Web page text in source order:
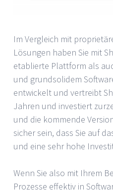
Im Vergleich mit
Lösungen haben Sie mit
etablierte Plattform als
und grundsolidem
entwickelt und vertreibt
Jahren und investiert
und die kommende
sicher sein, dass Sie auf
und eine sehr hohe
Wenn Sie also mit Ihrem
Prozesse effektiv in